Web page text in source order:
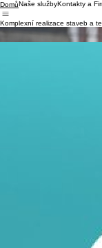
DomůNaše službyKontakty a
Komplexní realizace staveb a
Zajišťujeme stavební práce,
funkčního stavu. Jedno řešení